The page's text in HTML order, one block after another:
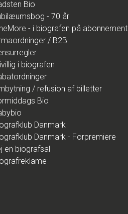
Bio
- 70 år
- i biografen på abonnement
/ B2B
i biografen
/ refusion af billetter
Bio
Danmark
Danmark - Forpremiere
en biografsal